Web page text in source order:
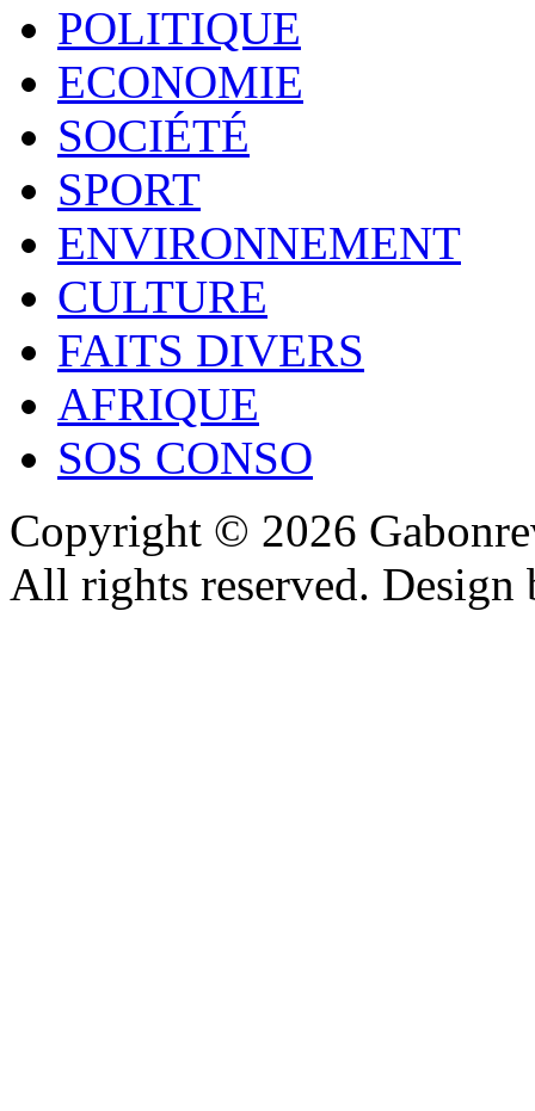
POLITIQUE
ECONOMIE
SOCIÉTÉ
SPORT
ENVIRONNEMENT
CULTURE
FAITS DIVERS
AFRIQUE
SOS CONSO
Copyright © 2026
All rights reserved.